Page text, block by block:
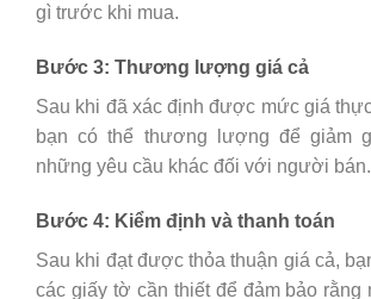
gì trước khi mua.
Bước 3: Thương lượng giá cả
Sau khi đã xác định được mức giá
bạn có thể thương lượng để giảm
những yêu cầu khác đối với người bán.
Bước 4: Kiểm định và thanh toán
Sau khi đạt được thỏa thuận giá cả,
các giấy tờ cần thiết để đảm bảo rằng